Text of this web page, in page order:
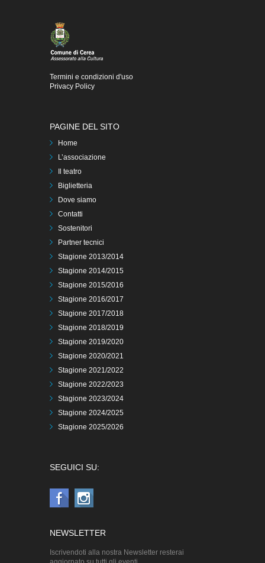
Termini e condizioni d'uso
Privacy Policy
PAGINE DEL SITO
Home
L’associazione
Il teatro
Biglietteria
Dove siamo
Contatti
Sostenitori
Partner tecnici
Stagione 2013/2014
Stagione 2014/2015
Stagione 2015/2016
Stagione 2016/2017
Stagione 2017/2018
Stagione 2018/2019
Stagione 2019/2020
Stagione 2020/2021
Stagione 2021/2022
Stagione 2022/2023
Stagione 2023/2024
Stagione 2024/2025
Stagione 2025/2026
SEGUICI SU:
NEWSLETTER
Iscrivendoti alla nostra Newsletter resterai